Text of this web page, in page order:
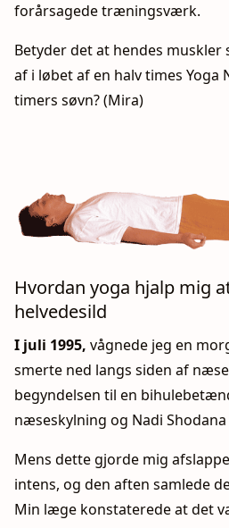
forårsagede træningsværk.
Betyder det at hendes muskler
af i løbet af en halv times Yoga
timers søvn? (Mira)
Hvordan yoga hjalp mig
helvedesild
I juli 1995, vågnede jeg en
smerte ned langs siden af
begyndelsen til en
næseskylning og Nadi
Mens dette gjorde mig
intens, og den aften samlede
Min læge konstaterede at det